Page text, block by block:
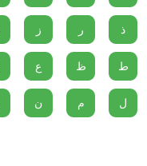
ذ ر ز
ط ظ ع
ل م ن